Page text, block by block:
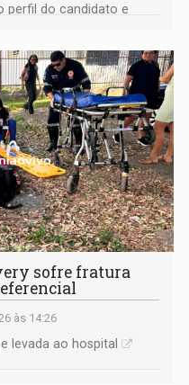
perfil do candidato e
sofre fratura
às 14:26
levada ao hospital